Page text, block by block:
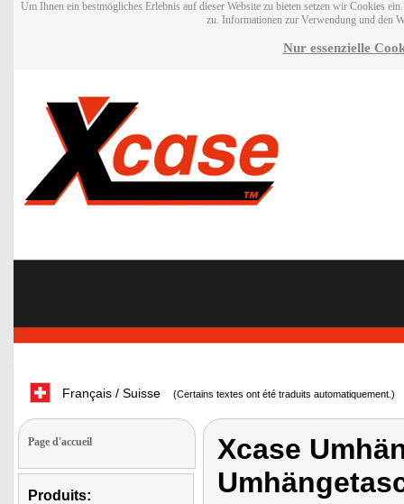
Um Ihnen ein bestmögliches Erlebnis auf dieser Website zu bieten setzen wir Cookies
zu. Informationen zur Verwendung und den
Nur essenzielle
Français / Suisse (Certains textes ont été traduits automatiquement.)
Page d'accueil
Produits:
Xcase